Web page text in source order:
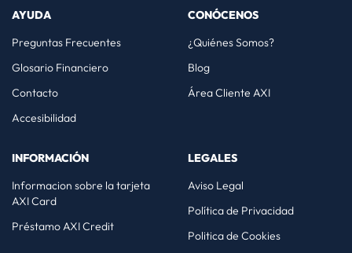
AYUDA
Preguntas Frecuentes
Glosario Financiero
Contacto
Accesibilidad
CONÓCENOS
¿Quiénes Somos?
Blog
Área Cliente AXI
INFORMACIÓN
Informacion sobre la tarjeta
AXI Card
Préstamo AXI Credit
LEGALES
Aviso Legal
Política de Privacidad
Politica de Cookies